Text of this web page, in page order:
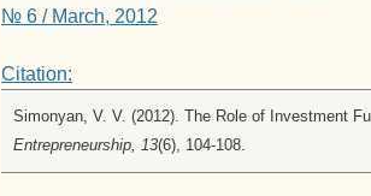
№ 6 / March, 2012
Citation:
Simonyan, V. V. (2012). The Role of Investment
Entrepreneurship, 13(6), 104-108.